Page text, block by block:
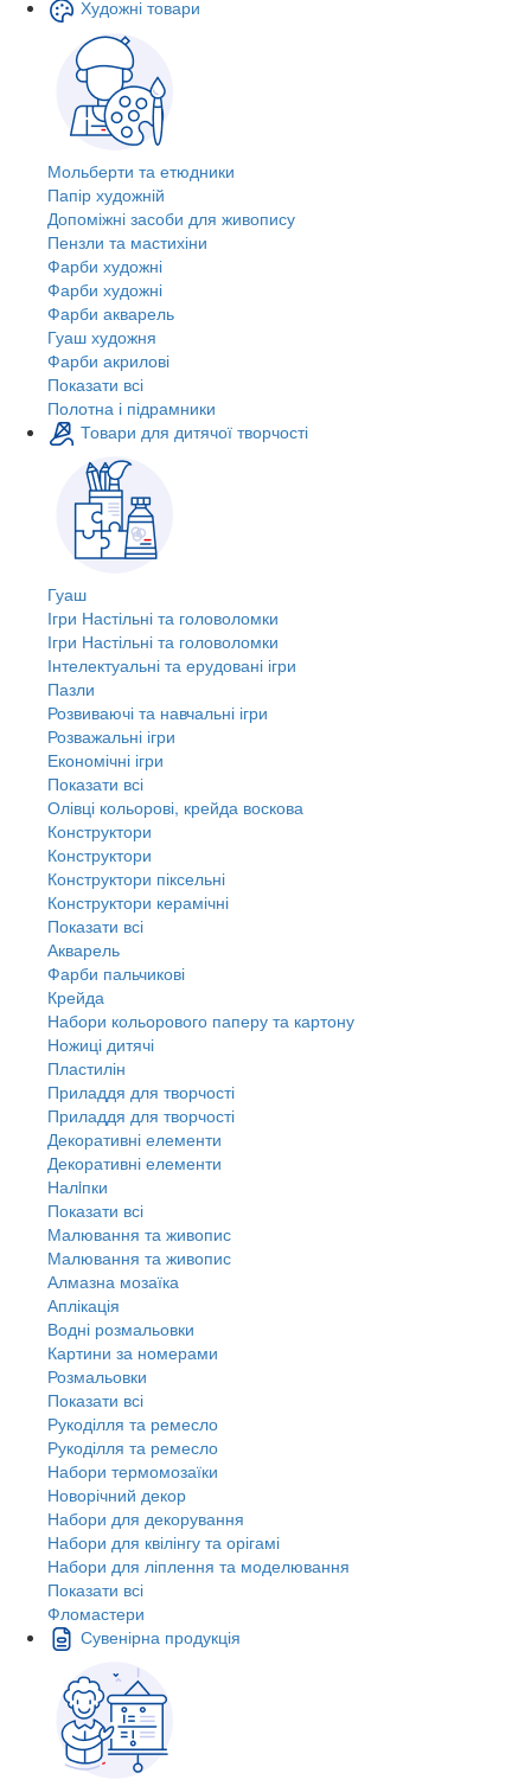
Художні товари
Мольберти та етюдники
Папір художній
Допоміжні засоби для живопису
Пензли та мастихіни
Фарби художні
Фарби художні
Фарби акварель
Гуаш художня
Фарби акрилові
Показати всі
Полотна і підрамники
Товари для дитячої творчості
Гуаш
Ігри Настільні та головоломки
Ігри Настільні та головоломки
Інтелектуальні та ерудовані ігри
Пазли
Розвиваючі та навчальні ігри
Розважальні ігри
Економічні ігри
Показати всі
Олівці кольорові, крейда воскова
Конструктори
Конструктори
Конструктори піксельні
Конструктори керамічні
Показати всі
Акварель
Фарби пальчикові
Крейда
Набори кольорового паперу та картону
Ножиці дитячі
Пластилін
Приладдя для творчості
Приладдя для творчості
Декоративні елементи
Декоративні елементи
Налiпки
Показати всі
Малювання та живопис
Малювання та живопис
Алмазна мозаїка
Аплікація
Водні розмальовки
Картини за номерами
Розмальовки
Показати всі
Рукоділля та ремесло
Рукоділля та ремесло
Набори термомозаїки
Новорічний декор
Набори для декорування
Набори для квілінгу та орігамі
Набори для ліплення та моделювання
Показати всі
Фломастери
Сувенірна продукція